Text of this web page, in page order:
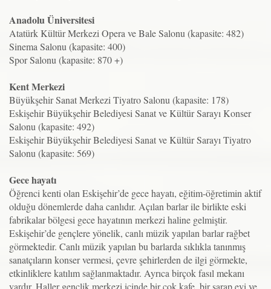
Anadolu Üniversitesi
Atatürk Kültür Merkezi Opera ve Bale Salonu (kapasite: 482)
Sinema Salonu (kapasite: 400)
Spor Salonu (kapasite: 870 +)
Kent Merkezi
Büyükşehir Sanat Merkezi Tiyatro Salonu (kapasite: 178)
Eskişehir Büyükşehir Belediyesi Sanat ve Kültür Sarayı Konser
Salonu (kapasite: 492)
Eskişehir Büyükşehir Belediyesi Sanat ve Kültür Sarayı Tiyatro
Salonu (kapasite: 569)
Gece hayatı
Öğrenci kenti olan Eskişehir’de gece hayatı, eğitim-öğretimin aktif
olduğu dönemlerde daha canlıdır. Açılan barlar ile birlikte eski
fabrikalar bölgesi gece hayatının merkezi haline gelmiştir.
Eskişehir’de gençlere yönelik, canlı müzik yapılan barlar rağbet
görmektedir. Canlı müzik yapılan bu barlarda sıklıkla tanınmış
sanatçıların konser vermesi, çevre şehirlerden de ilgi görmekte,
etkinliklere katılım sağlanmaktadır. Ayrıca birçok fasıl mekanı
vardır. Haller gençlik merkezi içinde bir çok kafe, bir şarap evi ve